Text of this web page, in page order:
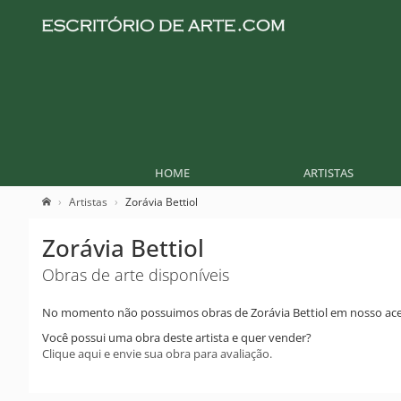
HOME ARTISTAS
Artistas Zorávia Bettiol
Zorávia Bettiol
Obras de arte disponíveis
No momento não possuimos obras de Zorávia Bettiol em nosso
Você possui uma obra deste artista e quer vender?
Clique aqui e envie sua obra para avaliação.